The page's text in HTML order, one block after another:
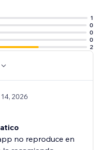
1
0
0
0
2
2026
no reproduce en